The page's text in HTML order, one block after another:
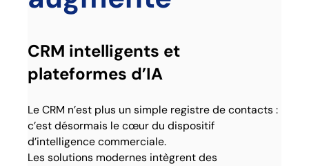
CRM intelligents et
plateformes d’IA
Le CRM n’est plus un simple registre de contacts :
c’est désormais le cœur du dispositif
d’intelligence commerciale.
Les solutions modernes intègrent des